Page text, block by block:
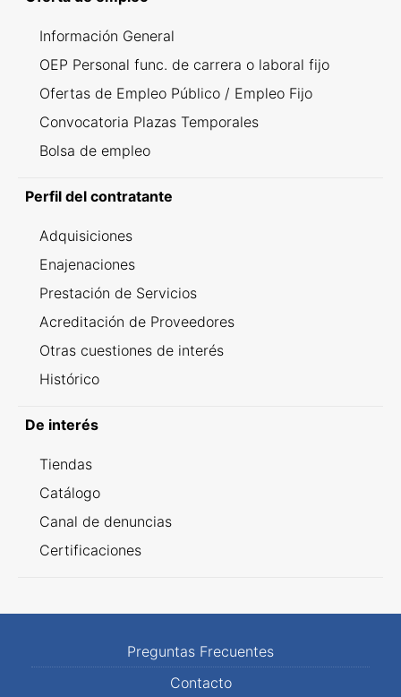
Información General
OEP Personal func. de carrera o laboral fijo
Ofertas de Empleo Público / Empleo Fijo
Convocatoria Plazas Temporales
Bolsa de empleo
Perfil del contratante
Adquisiciones
Enajenaciones
Prestación de Servicios
Acreditación de Proveedores
Otras cuestiones de interés
Histórico
De interés
Tiendas
Catálogo
Canal de denuncias
Certificaciones
Preguntas Frecuentes
Contacto